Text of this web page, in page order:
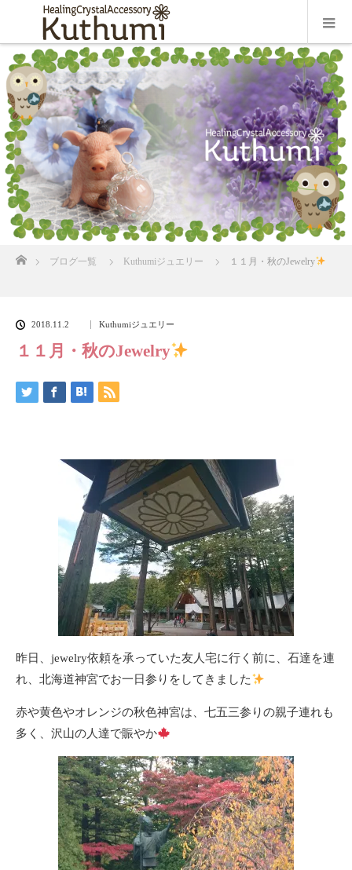
ブログ一覧 Kuthumiジュエリー １１月・秋のJewelry
2018.11.2 Kuthumiジュエリー
１１月・秋のJewelry
昨日、jewelry依頼を承っていた友人宅に行く前に、石達を連
れ、北海道神宮でお一日参りをしてきました
赤や黄色やオレンジの秋色神宮は、七五三参りの親子連れも
多く、沢山の人達で賑やか